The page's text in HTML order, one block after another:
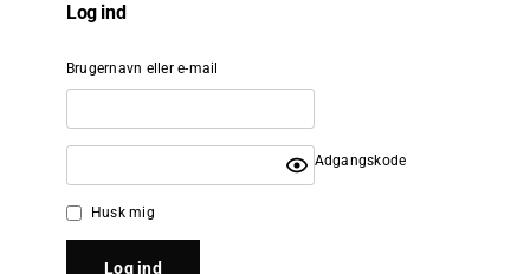
Log ind
Brugernavn eller e-mail
Adgangskode
Husk mig